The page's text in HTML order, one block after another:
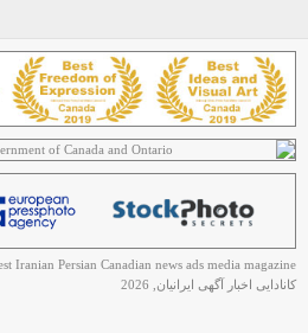
کانادایی اخبار آگهی ایرانیان, 2026